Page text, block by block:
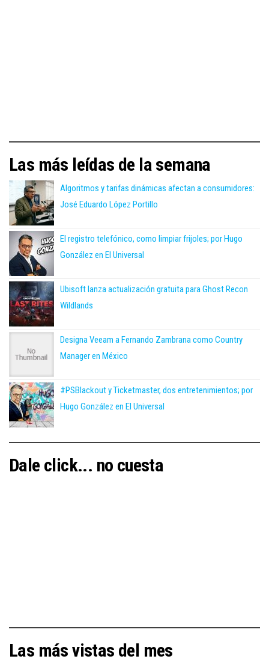
Las más leídas de la semana
Algoritmos y tarifas dinámicas afectan a consumidores:
José Eduardo López Portillo
El registro telefónico, como limpiar frijoles; por Hugo
González en El Universal
Ubisoft lanza actualización gratuita para Ghost Recon
Wildlands
Designa Veeam a Fernando Zambrana como Country
Manager en México
#PSBlackout y Ticketmaster, dos entretenimientos; por
Hugo González en El Universal
Dale click... no cuesta
Las más vistas del mes